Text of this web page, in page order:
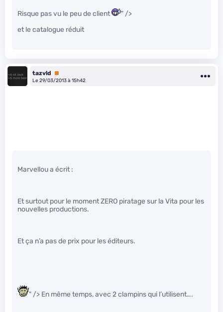
Risque pas vu le peu de client
" />
et le catalogue réduit
tazvld
Premium
Le 29/03/2013 à 15h42
Marvellou a écrit :
Et surtout pour le moment ZERO piratage sur la Vita pour les
nouvelles productions.
Et ça n’a pas de prix pour les éditeurs.
" /> En même temps, avec 2 clampins qui l’utilisent….